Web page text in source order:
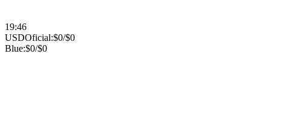
19:46
USDOficial:$0/$0
Blue:$0/$0